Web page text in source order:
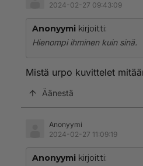
2024-02-27 09:43:09
Anonyymi kirjoitti:
Hienompi ihminen kuin sinä.
Mistä urpo kuvittelet
Äänestä
Anonyymi
2024-02-27 11:09:19
Anonyymi kirjoitti: